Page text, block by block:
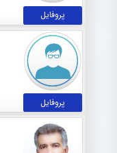
پروفایل
پروفایل